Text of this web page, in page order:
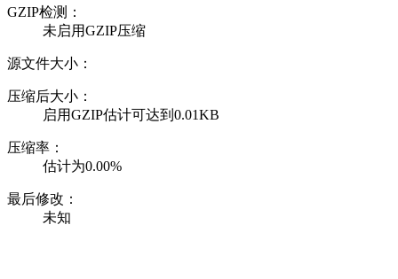
GZIP检测：
未启用GZIP压缩
源文件大小：
压缩后大小：
启用GZIP估计可达到0.01KB
压缩率：
估计为0.00%
最后修改：
未知